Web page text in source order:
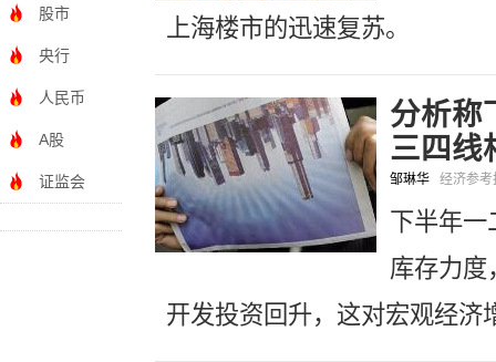
股市
央行
人民币
A股
证监会
上海楼市的迅速复苏。
分析称
三四线
邹琳华 经济参
下半年一
库存力度
开发投资回升，这对宏观经济